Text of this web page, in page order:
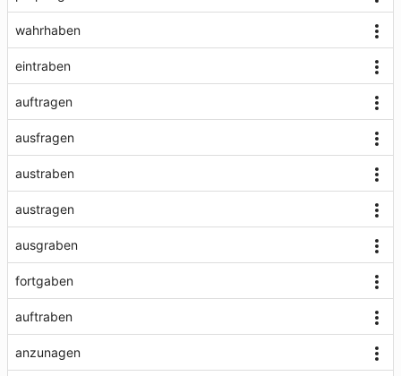
wahrhaben
eintraben
auftragen
ausfragen
austraben
austragen
ausgraben
fortgaben
auftraben
anzunagen